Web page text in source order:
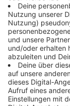
Mit den
die Aktivitäten
aufklären. In
geht es um
Für die
weiteren